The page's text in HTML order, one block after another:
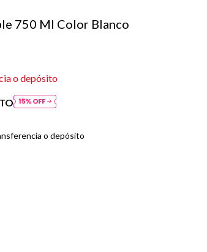
750 Ml Color Blanco
o depósito
o depósito